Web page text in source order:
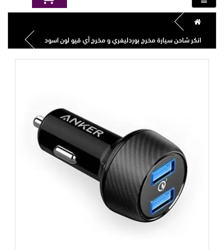
انكر شاحن سيارة مخرج بوردليفري و مخرج أي قيو لون اسود